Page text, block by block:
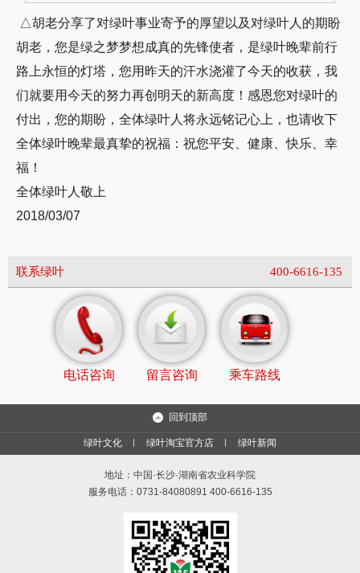
△胡老分享了对绿叶事业寄予的厚望以及对绿叶人的期盼
胡老，您是绿之梦梦想成真的先锋使者，是绿叶晚辈前行
路上永恒的灯塔，您用昨天的汗水浇灌了今天的收获，我
们就要用今天的努力再创明天的新高度！感恩您对绿叶的
付出，您的期盼，全体绿叶人将永远铭记心上，也请收下
全体绿叶晚辈最真挚的祝福：祝您平安、健康、快乐、幸
福！
全体绿叶人敬上
2018/03/07
联系绿叶 400-6616-135
电话咨询 留言咨询 乘车路线
回到顶部
绿叶文化 绿叶淘宝官方店 绿叶新闻
地址：中国·长沙·湖南省农业科学院
服务电话：0731-84080891 400-6616-135